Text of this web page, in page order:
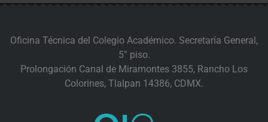
Oficina Técnica del Colegio Académico. Secretaría General,
5° piso.
Prolongación Canal de Miramontes 3855, Rancho Los
Colorines, Tlalpan 14386, CDMX.